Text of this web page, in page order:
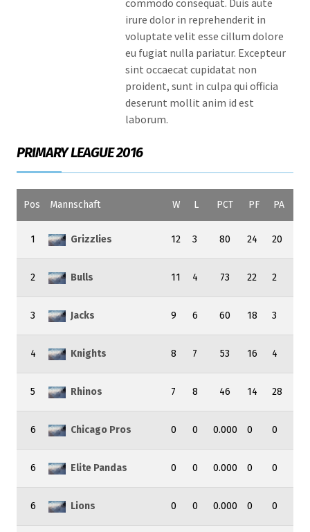
irure dolor in reprehenderit in
voluptate velit esse cillum dolore
eu fugiat nulla pariatur. Excepteur
sint occaecat cupidatat non
proident, sunt in culpa qui officia
deserunt mollit anim id est
laborum.
PRIMARY LEAGUE 2016
Pos Mannschaft W L PCT PF PA
1 Grizzlies 12 3 80 24 20
2 Bulls 11 4 73 22 2
3 Jacks 9 6 60 18 3
4 Knights 8 7 53 16 4
5 Rhinos 7 8 46 14 28
6 Chicago Pros 0 0 0.000 0 0
6 Elite Pandas 0 0 0.000 0 0
6 Lions 0 0 0.000 0 0